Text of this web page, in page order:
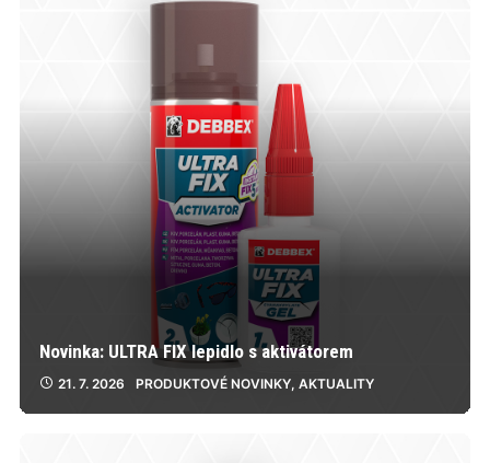
Novinka: ULTRA FIX lepidlo s aktivátorem
21. 7. 2026 PRODUKTOVÉ NOVINKY, AKTUALITY